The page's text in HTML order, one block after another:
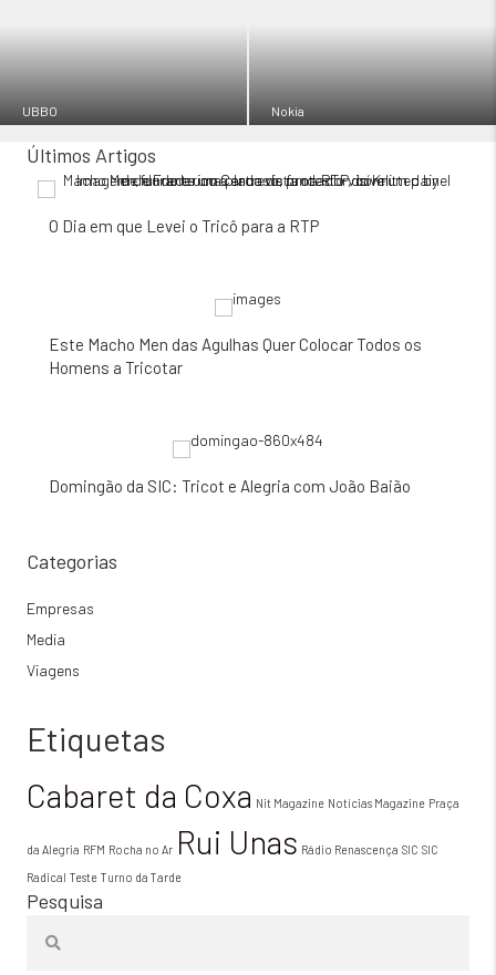
UBBO Nokia
Últimos Artigos
O Dia em que Levei o Tricô para a RTP
Este Macho Men das Agulhas Quer Colocar Todos os
Homens a Tricotar
Domingão da SIC: Tricot e Alegria com João Baião
Categorias
Empresas
Media
Viagens
Etiquetas
Cabaret da Coxa Nit Magazine Notícias Magazine Praça
da Alegria RFM Rocha no Ar Rui Unas Rádio Renascença SIC SIC
Radical Teste Turno da Tarde
Pesquisa